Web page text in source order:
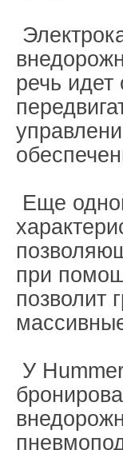
речь идет
Еще
при
позволит
У